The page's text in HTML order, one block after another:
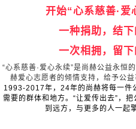
开始“心系慈善·爱
一种捐助，结
一次相拥，留
“心系慈善·爱心永续”是尚赫公益永恒
赫爱心志愿者的倾情支持，给予公
1993-2017年，24年的尚赫将每一件
需要的群体和地方。“让爱传出去”，
到远方，与更多的人一起